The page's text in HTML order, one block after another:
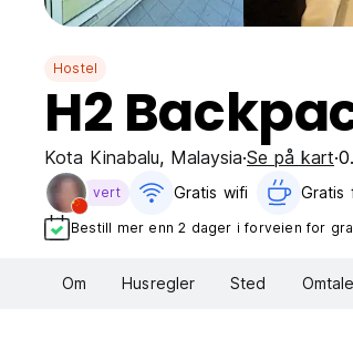
Hostel
H2
Kota Kinabalu, Malaysia Se på kart
vert Gratis wifi‎ Gratis
Bestill mer enn 2 dager i forveien for
Om Husregler Sted